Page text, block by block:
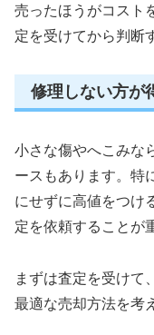
売ったほうがコスト
定を受けてから判断
修理しない方が
小さな傷やへこみな
ースもあります。特
にせずに高値をつけ
定を依頼することが
まずは査定を受けて
最適な売却方法を考